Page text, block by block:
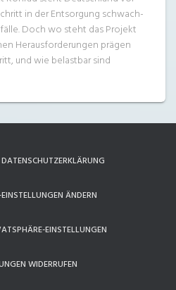
in der Entsorgung schwach-
Doch wo steht das Projekt
Herausforderungen prägen
und wie belastbar sind
DATENSCHUTZERKLÄRUNG
ÄNDERN
EINSTELLUNGEN
WIDERRUFEN